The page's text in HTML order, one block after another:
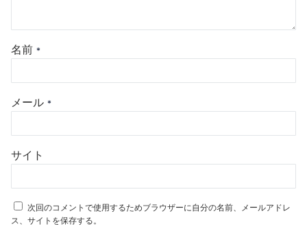
名前 *
メール *
サイト
次回のコメントで使用するためブラウザーに自分の名前、メールアドレ
ス、サイトを保存する。